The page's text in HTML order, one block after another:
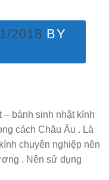
2018 BY
– bánh sinh nhật kính
cách Châu Âu . Là
chuyên nghiệp nên
. Nên sử dụng